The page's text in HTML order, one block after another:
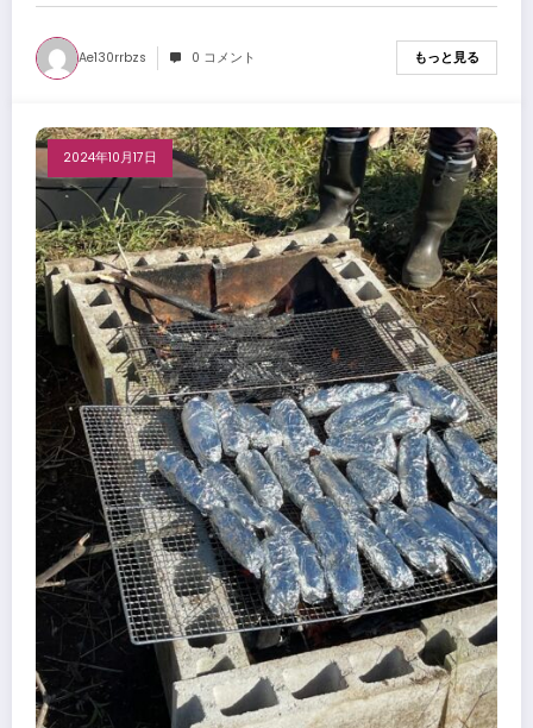
Ae130rrbzs 0 コメント もっと見る
2024年10月17日